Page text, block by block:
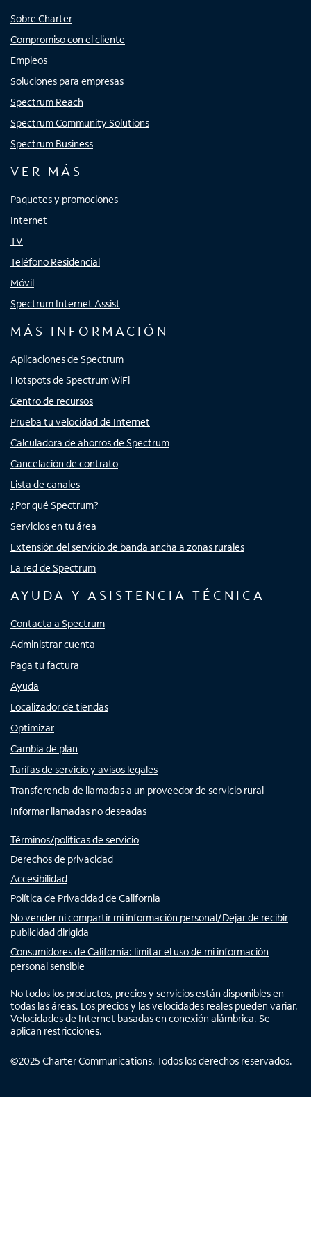
Sobre Charter
Compromiso con el cliente
Empleos
Soluciones para empresas
Spectrum Reach
Spectrum Community Solutions
Spectrum Business
VER MÁS
Paquetes y promociones
Internet
TV
Teléfono Residencial
Móvil
Spectrum Internet Assist
MÁS INFORMACIÓN
Aplicaciones de Spectrum
Hotspots de Spectrum WiFi
Centro de recursos
Prueba tu velocidad de Internet
Calculadora de ahorros de Spectrum
Cancelación de contrato
Lista de canales
¿Por qué Spectrum?
Servicios en tu área
Extensión del servicio de banda ancha a zonas rurales
La red de Spectrum
AYUDA Y ASISTENCIA TÉCNICA
Contacta a Spectrum
Administrar cuenta
Paga tu factura
Ayuda
Localizador de tiendas
Optimizar
Cambia de plan
Tarifas de servicio y avisos legales
Transferencia de llamadas a un proveedor de servicio rural
Informar llamadas no deseadas
Términos/políticas de servicio
Derechos de privacidad
Accesibilidad
Política de Privacidad de California
No vender ni compartir mi información personal/Dejar de recibir
publicidad dirigida
Consumidores de California: limitar el uso de mi información
personal sensible
No todos los productos, precios y servicios están disponibles en
todas las áreas. Los precios y las velocidades reales pueden variar.
Velocidades de Internet basadas en conexión alámbrica. Se
aplican restricciones.
©2025 Charter Communications. Todos los derechos reservados.